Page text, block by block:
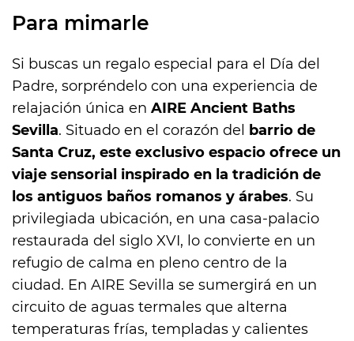
Para mimarle
Si buscas un regalo especial para el Día del
Padre, sorpréndelo con una experiencia de
relajación única en AIRE Ancient Baths
Sevilla. Situado en el corazón del barrio de
Santa Cruz, este exclusivo espacio ofrece un
viaje sensorial inspirado en la tradición de
los antiguos baños romanos y árabes. Su
privilegiada ubicación, en una casa-palacio
restaurada del siglo XVI, lo convierte en un
refugio de calma en pleno centro de la
ciudad. En AIRE Sevilla se sumergirá en un
circuito de aguas termales que alterna
temperaturas frías, templadas y calientes